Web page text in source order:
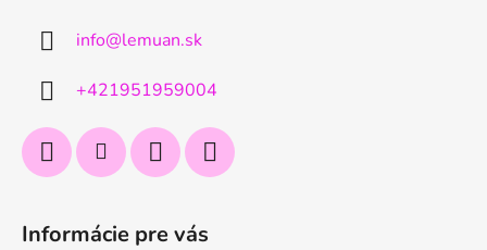
info@lemuan.sk
+421951959004
Informácie pre vás